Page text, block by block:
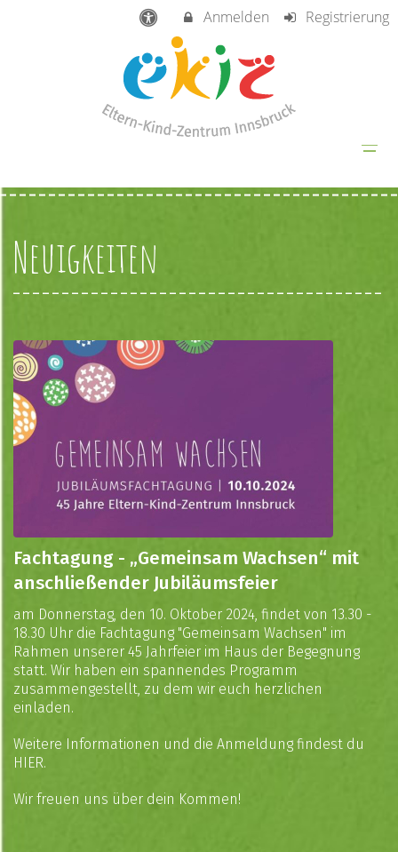
Anmelden Registrierung
Neuigkeiten
Fachtagung - „Gemeinsam Wachsen“ mit
anschließender Jubiläumsfeier
am Donnerstag, den 10. Oktober 2024, findet von 13.30 -
18.30 Uhr die Fachtagung "Gemeinsam Wachsen" im
Rahmen unserer 45 Jahrfeier im Haus der Begegnung
statt. Wir haben ein spannendes Programm
zusammengestellt, zu dem wir euch herzlichen
einladen.
Weitere Informationen und die Anmeldung findest du
HIER.
Wir freuen uns über dein Kommen!